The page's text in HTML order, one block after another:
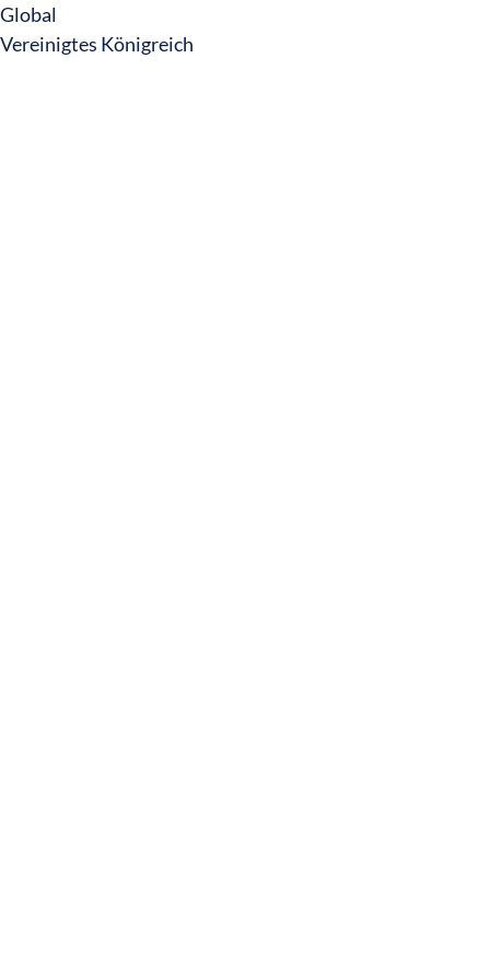
Global
Vereinigtes Königreich